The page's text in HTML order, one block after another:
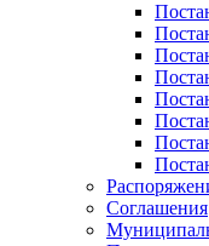
Соглашения